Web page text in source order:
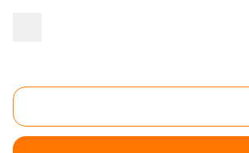
Volet Gisors (27140)